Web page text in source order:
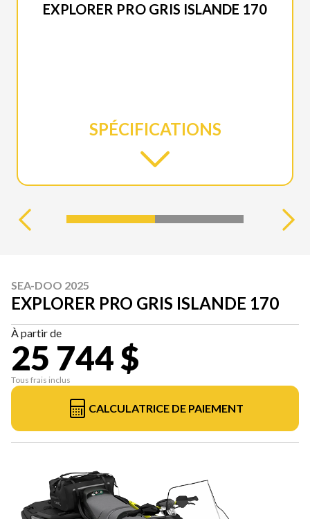
EXPLORER PRO GRIS ISLANDE 170
SPÉCIFICATIONS
SEA-DOO 2025
EXPLORER PRO GRIS ISLANDE 170
À partir de
25 744 $
Tous frais inclus
CALCULATRICE DE PAIEMENT